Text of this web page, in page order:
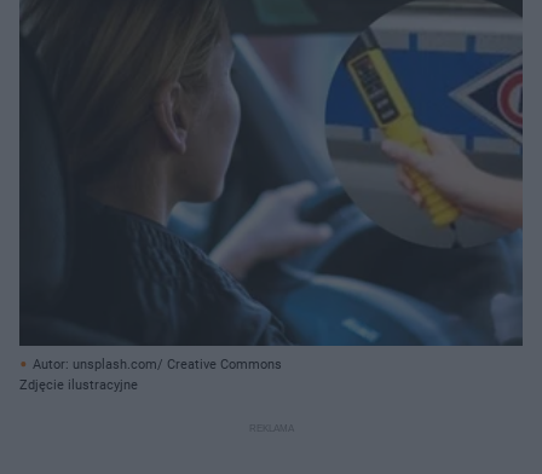
Autor: unsplash.com/ Creative Commons
Zdjęcie ilustracyjne